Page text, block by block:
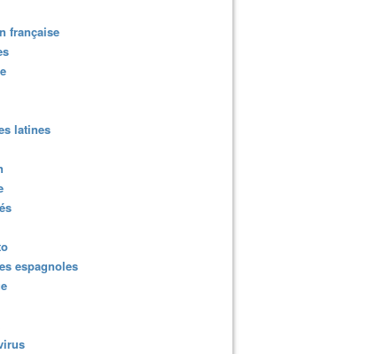
française
latines
espagnoles